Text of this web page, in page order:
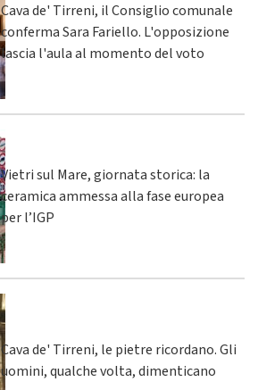
Cava de' Tirreni, il Consiglio comunale
conferma Sara Fariello. L'opposizione
lascia l'aula al momento del voto
Vietri sul Mare, giornata storica: la
ceramica ammessa alla fase europea
per l’IGP
Cava de' Tirreni, le pietre ricordano. Gli
uomini, qualche volta, dimenticano